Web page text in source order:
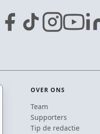
OVER ONS
Team
Supporters
Tip de redactie